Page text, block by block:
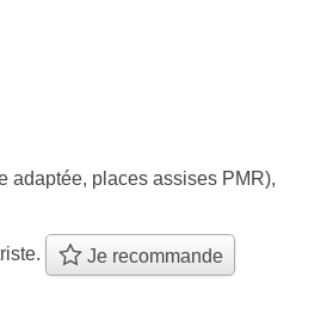
adaptée, places assises PMR),
Je recommande